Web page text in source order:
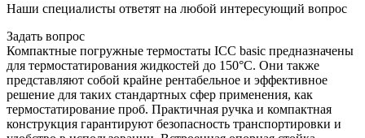
Наши специалисты ответят на любой интересующий вопрос
Задать вопрос
Компактные погружные термостаты ICC basic предназначены
для термостатирования жидкостей до 150°C. Они также
представляют собой крайне рентабельное и эффективное
решение для таких стандартных сфер применения, как
термостатирование проб. Практичная ручка и компактная
конструкция гарантируют безопасность транспортировки и